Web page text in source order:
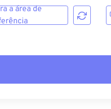
a área de